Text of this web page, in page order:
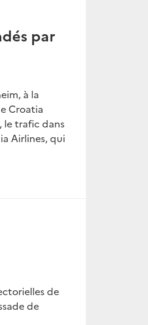
par
à la
Croatia
le trafic dans
Airlines, qui
de
de